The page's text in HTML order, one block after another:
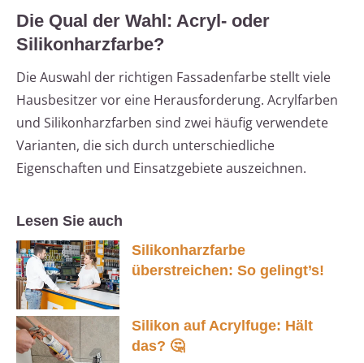
Die Qual der Wahl: Acryl- oder
Silikonharzfarbe?
Die Auswahl der richtigen Fassadenfarbe stellt viele
Hausbesitzer vor eine Herausforderung. Acrylfarben
und Silikonharzfarben sind zwei häufig verwendete
Varianten, die sich durch unterschiedliche
Eigenschaften und Einsatzgebiete auszeichnen.
Lesen Sie auch
Silikonharzfarbe
überstreichen: So gelingt’s!
Silikon auf Acrylfuge: Hält
das? 🤔